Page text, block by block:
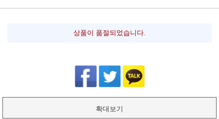
상품이 품절되었습니다.
확대보기